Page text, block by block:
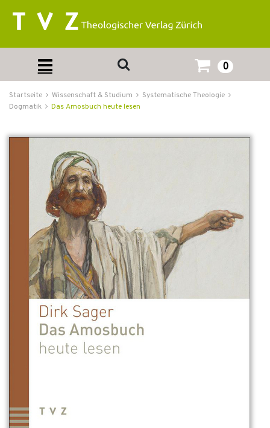
0
Startseite Wissenschaft & Studium
Systematische Theologie
Dogmatik
Das Amosbuch heute lesen